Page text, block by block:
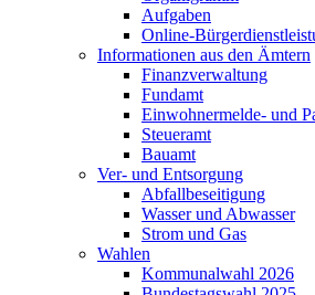
Aufgaben
Online-
Informationen aus den Ämtern
Finanzverwaltung
Fundamt
Einwohnermelde- und
Steueramt
Bauamt
Ver- und Entsorgung
Abfallbeseitigung
Wasser und Abwasser
Strom und Gas
Wahlen
Kommunalwahl 2026